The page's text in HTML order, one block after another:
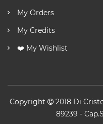
My Orders
My Credits
❤️ My Wishlist
Copyright 2018 Di
89239 -